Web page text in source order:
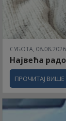
СУБОТА,
Највећа
ПРОЧИТАЈ ВИШЕ